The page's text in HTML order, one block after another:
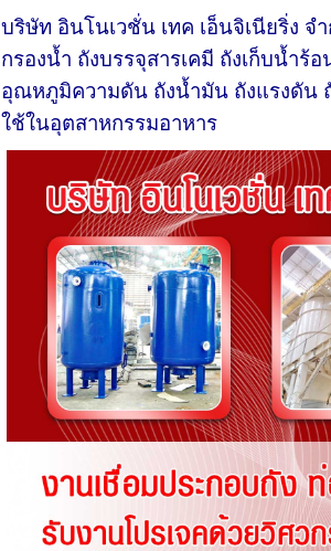
บริษัท อินโนเวชั่น เทค เอ็นจิเนียริ่ง
กรองน้ำ ถังบรรจุสารเคมี ถังเก็บน้ำร้
อุณหภูมิความดัน ถังน้ำมัน ถังแรงดัน
ใช้ในอุตสาหกรรมอาหาร